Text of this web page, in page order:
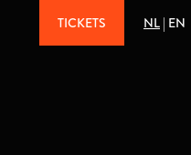
TICKETS NL | EN